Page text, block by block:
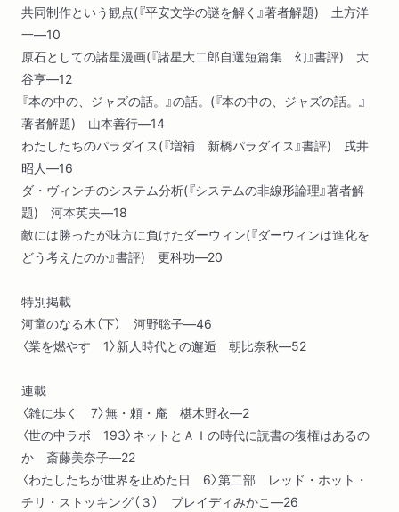
共同制作という観点(『平安文学の謎を解く』著者解題) 土方洋
一―10
原石としての諸星漫画(『諸星大二郎自選短篇集 幻』書評) 大
谷亨―12
『本の中の、ジャズの話。』の話。(『本の中の、ジャズの話。』
著者解題) 山本善行―14
わたしたちのパラダイス(『増補 新橋パラダイス』書評) 戌井
昭人―16
ダ・ヴィンチのシステム分析(『システムの非線形論理』著者解
題) 河本英夫―18
敵には勝ったが味方に負けたダーウィン(『ダーウィンは進化を
どう考えたのか』書評) 更科功―20
特別掲載
河童のなる木（下） 河野聡子―46
〈業を燃やす 1〉新人時代との邂逅 朝比奈秋―52
連載
〈雑に歩く 7〉無・頼・庵 椹木野衣―2
〈世の中ラボ 193〉ネットとＡＩの時代に読書の復権はあるの
か 斎藤美奈子―22
〈わたしたちが世界を止めた日 6〉第二部 レッド・ホット・
チリ・ストッキング（３） ブレイディみかこ―26